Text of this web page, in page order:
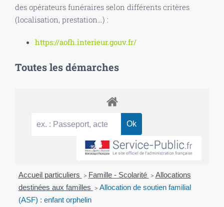
des opérateurs funéraires selon différents critères
(localisation, prestation…) :
https://aofh.interieur.gouv.fr/
Toutes les démarches
Accueil particuliers > Famille - Scolarité > Allocations
destinées aux familles > Allocation de soutien familial
(ASF) : enfant orphelin